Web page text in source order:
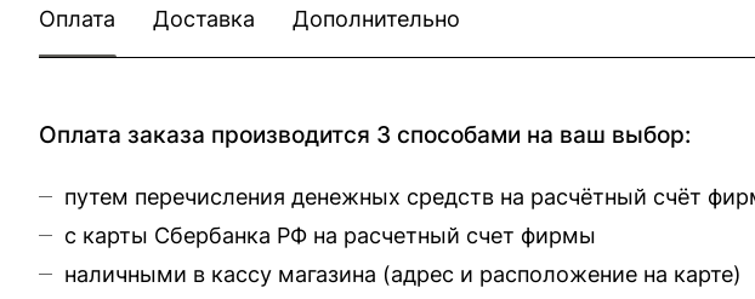
Оплата Доставка Дополнительно
Оплата заказа производится 3 способами на ваш выбор:
путем перечисления денежных средств на расчётный счёт
с карты Сбербанка РФ на расчетный счет фирмы
наличными в кассу магазина (адрес и расположение на карте)